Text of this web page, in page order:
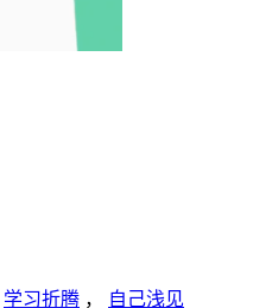
学习折腾 ， 自己浅见